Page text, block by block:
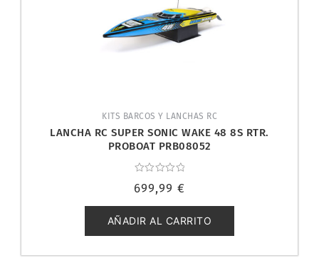
KITS BARCOS Y LANCHAS RC
LANCHA RC SUPER SONIC WAKE 48 8S RTR.
PROBOAT PRB08052
con
de
5
699,99 €
AÑADIR AL CARRITO